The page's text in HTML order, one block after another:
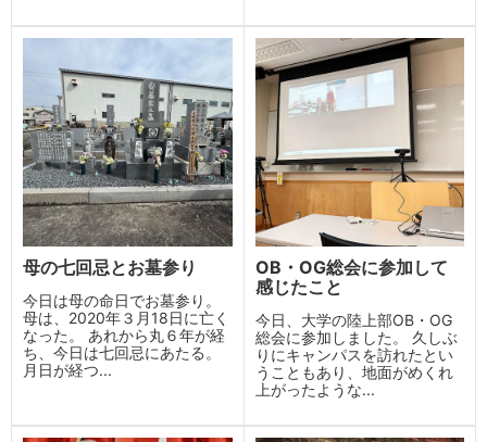
母の七回忌とお墓参り
今日は母の命日でお墓参り。
母は、2020年３月18日に亡く
なった。 あれから丸６年が経
ち、今日は七回忌にあたる。
月日が経つ...
OB・OG総会に参加して
感じたこと
今日、大学の陸上部OB・OG
総会に参加しました。 久しぶ
りにキャンパスを訪れたとい
うこともあり、地面がめくれ
上がったような...